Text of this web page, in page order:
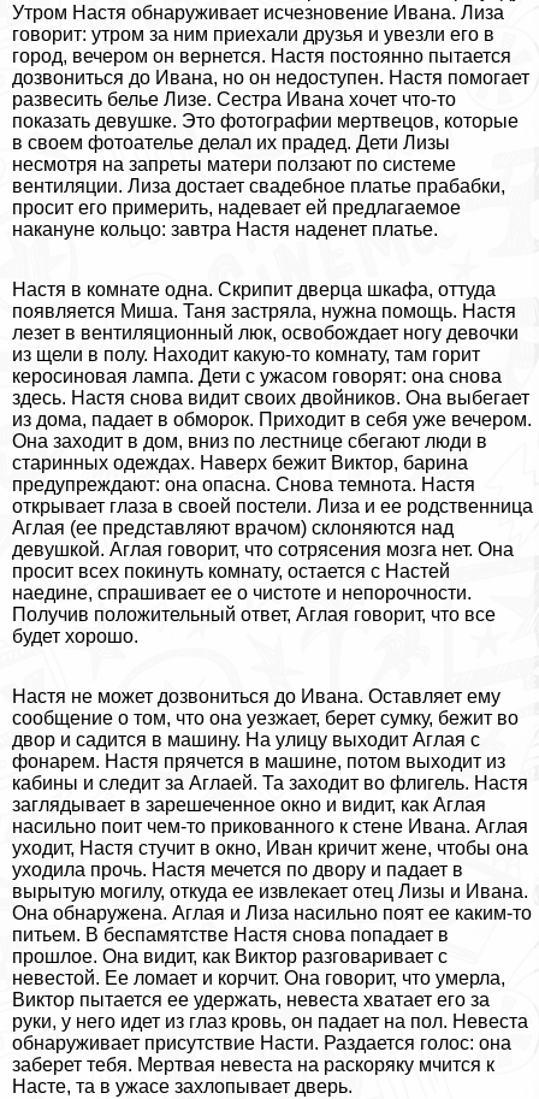
Утром Настя обнаруживает исчезновение Ивана. Лиза
говорит: утром за ним приехали друзья и увезли его в
город, вечером он вернется. Настя постоянно пытается
дозвониться до Ивана, но он недоступен. Настя помогает
развесить белье Лизе. Сестра Ивана хочет что-то
показать дeвyшке. Это фотографии мертвецов, которые
в своем фотоателье делал их прадед. Дети Лизы
несмотря на запреты матери ползают по системе
вентиляции. Лиза достает свадебное платье пpaбабки,
просит его примерить, надевает ей предлагаемое
накануне кольцо: завтра Настя наденет платье.
Настя в комнате одна. Скрипит дверца шкафа, оттуда
появляется Миша. Таня застряла, нужна помощь. Настя
лезет в вентиляционный люк, освобождает ногу дeвoчки
из щели в полу. Находит какую-то комнату, там горит
керосиновая лампа. Дети с ужасом говорят: она снова
здесь. Настя снова видит своих двойников. Она выбегает
из дома, падает в обморок. Приходит в себя уже вечером.
Она заходит в дом, вниз по лестнице сбегают люди в
старинных одеждах. Наверх бежит Виктор, барина
предупреждают: она опасна. Снова темнота. Настя
открывает глаза в своей постели. Лиза и ее родственница
Аглая (ее представляют врачом) склоняются над
дeвyшкой. Аглая говорит, что сотрясения мозга нет. Она
просит всех покинуть комнату, остается с Настей
наедине, спрашивает ее о чистоте и непорочности.
Получив положительный ответ, Аглая говорит, что все
будет хорошо.
Настя не может дозвониться до Ивана. Оставляет ему
сообщение о том, что она уезжает, берет сумку, бежит во
двор и садится в машину. На улицу выходит Аглая с
фонарем. Настя прячется в машине, потом выходит из
кабины и следит за Аглаей. Та заходит во флигель. Настя
заглядывает в зарешеченное окно и видит, как Аглая
насильно поит чем-то прикованного к стене Ивана. Аглая
уходит, Настя стучит в окно, Иван кричит жене, чтобы она
уходила прочь. Настя мечется по двору и падает в
вырытую могилу, откуда ее извлекает отец Лизы и Ивана.
Она обнаружена. Аглая и Лиза насильно поят ее каким-то
питьем. В беспамятстве Настя снова попадает в
прошлое. Она видит, как Виктор разговаривает с
невестой. Ее ломает и корчит. Она говорит, что умерла,
Виктор пытается ее удержать, невеста хватает его за
руки, у него идет из глаз кровь, он падает на пол. Невеста
обнаруживает присутствие Насти. Раздается голос: она
заберет тебя. Мертвая невеста на раскоряку мчится к
Насте, та в ужасе захлопывает дверь.